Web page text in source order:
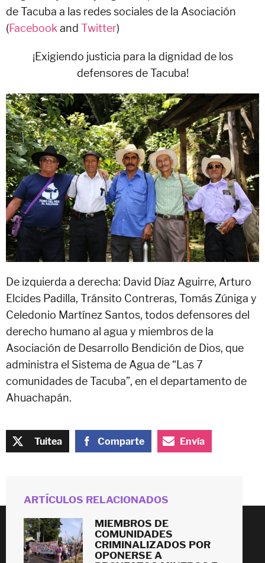
de Tacuba a las redes sociales de la Asociación
(Facebook and Twitter)
¡Exigiendo justicia para la dignidad de los
defensores de Tacuba!
De izquierda a derecha: David Díaz Aguirre, Arturo
Elcides Padilla, Tránsito Contreras, Tomás Zúniga y
Celedonio Martínez Santos, todos defensores del
derecho humano al agua y miembros de la
Asociación de Desarrollo Bendición de Dios, que
administra el Sistema de Agua de “Las 7
comunidades de Tacuba”, en el departamento de
Ahuachapán.
Tuitea Comparte Envía
ARTÍCULOS RELACIONADOS
MIEMBROS DE
COMUNIDADES
CRIMINALIZADOS POR
OPONERSE A
© 2026